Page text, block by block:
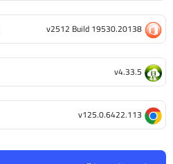
v2512 Build 19530.20138
v4.33.5
v125.0.6422.113